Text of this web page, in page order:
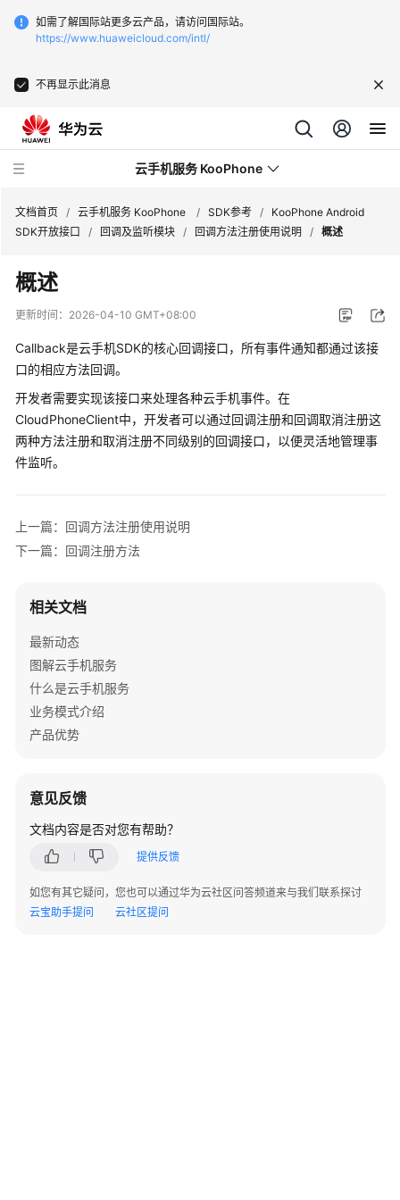
如需了解国际站更多云产品，请访问国际站。
https://www.huaweicloud.com/intl/
不再显示此消息
云手机服务 KooPhone
最
新
动
产
介
绍
计
明
入
用
户
指
南
发
指
南
API
参
考
文档首页 / 云手机服务 KooPhone / SDK参考 /
KooPhone Android
SDK开放接口
/ 回调及监听模块 / 回调方法注册使用说明 / 概述
概述
更新时间： 2026-04-10 GMT+08:00
Callback是云手机SDK的核心回调接口，所有事件通知都通过该接
口的相应方法回调。
开发者需要实现该接口来处理各种云手机事件。在
CloudPhoneClient中，开发者可以通过回调注册和回调取消注册这
两种方法注册和取消注册不同级别的回调接口，以便灵活地管理事
件监听。
上一篇：回调方法注册使用说明
下一篇：回调注册方法
相关文档
最新动态
图解云手机服务
什么是云手机服务
业务模式介绍
产品优势
意见反馈
文档内容是否对您有帮助？
提供反馈
如您有其它疑问，您也可以通过华为云社区问答频道来与我们联系探讨
云宝助手提问
云社区提问